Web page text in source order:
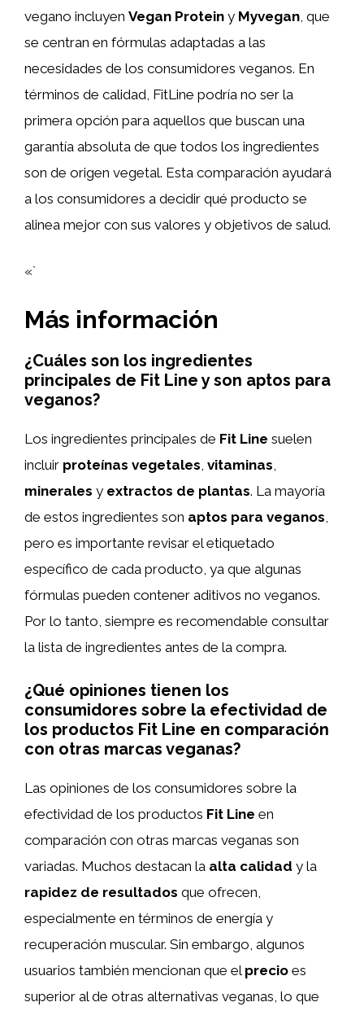
vegano incluyen Vegan Protein y Myvegan , que
se centran en fórmulas adaptadas a las
necesidades de los consumidores veganos. En
términos de calidad, FitLine podría no ser la
primera opción para aquellos que buscan una
garantía absoluta de que todos los ingredientes
son de origen vegetal. Esta comparación ayudará
a los consumidores a decidir qué producto se
alinea mejor con sus valores y objetivos de salud.
«`
Más información
¿Cuáles son los ingredientes
principales de Fit Line y son aptos para
veganos?
Los ingredientes principales de Fit Line suelen
incluir proteínas vegetales vitaminas
minerales y extractos de plantas. La mayoría
de estos ingredientes son aptos para veganos
pero es importante revisar el etiquetado
específico de cada producto, ya que algunas
fórmulas pueden contener aditivos no veganos.
Por lo tanto, siempre es recomendable consultar
la lista de ingredientes antes de la compra.
¿Qué opiniones tienen los
consumidores sobre la efectividad de
los productos Fit Line en comparación
con otras marcas veganas?
Las opiniones de los consumidores sobre la
efectividad de los productos Fit Line en
comparación con otras marcas veganas son
variadas. Muchos destacan la alta calidad y la
rapidez de resultados que ofrecen,
especialmente en términos de energía y
recuperación muscular. Sin embargo, algunos
usuarios también mencionan que el precio es
superior al de otras alternativas veganas, lo que